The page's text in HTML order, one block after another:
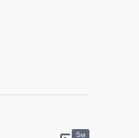
5м